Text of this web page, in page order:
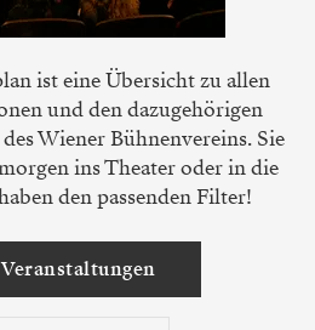
ist eine Übersicht zu allen
und den dazugehörigen
Wiener Bühnenvereins. Sie
ins Theater oder in die
den passenden Filter!